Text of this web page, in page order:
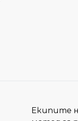
Екипите